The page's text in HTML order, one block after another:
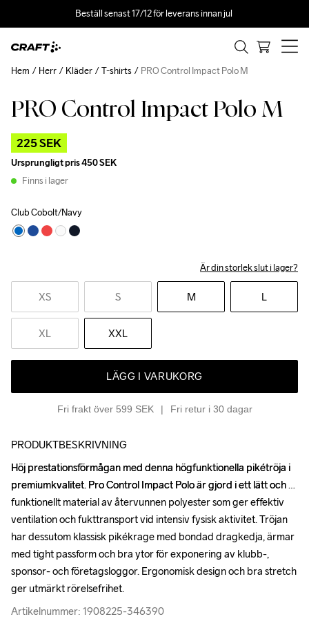
Beställ senast 17/12 för leverans innan jul
PRO Control Impact Polo M
225 SEK
Ursprungligt pris450 SEK
Finns i lager
Club Cobolt/Navy
Är din storlek slut i lager?
XS S M L
XL XXL
LÄGG I VARUKORG
Fri frakt över 599 SEK Fri retur i 30 dagar
Hem Herr Kläder T-shirts PRO Control Impact Polo M
Outlet
PRODUKTBESKRIVNING
Höj prestationsförmågan med denna högfunktionella pikétröja i
premiumkvalitet. Pro Control Impact Polo är gjord i ett lätt och
funktionellt material av återvunnen polyester som ger effektiv
ventilation och fukttransport vid intensiv fysisk aktivitet. Tröjan
har dessutom klassisk pikékrage med bondad dragkedja, ärmar
med tight passform och bra ytor för exponering av klubb-,
sponsor- och företagsloggor. Ergonomisk design och bra stretch
ger utmärkt rörelsefrihet.
Artikelnummer: 1908225-346390
Höj prestationsförmågan med denna högfunktionella pikétröja i
premiumkvalitet. Pro Control Impact Polo är gjord i ett lätt och
funktionellt material av återvunnen polyester som ger effektiv
ventilation och fukttransport vid intensiv fysisk aktivitet. Tröjan
har dessutom klassisk pikékrage med bondad dragkedja, ärmar
med tight passform och bra ytor för exponering av klubb-,
sponsor- och företagsloggor. Ergonomisk design och bra stretch
ger utmärkt rörelsefrihet.
Artikelnummer: 1908225-346390